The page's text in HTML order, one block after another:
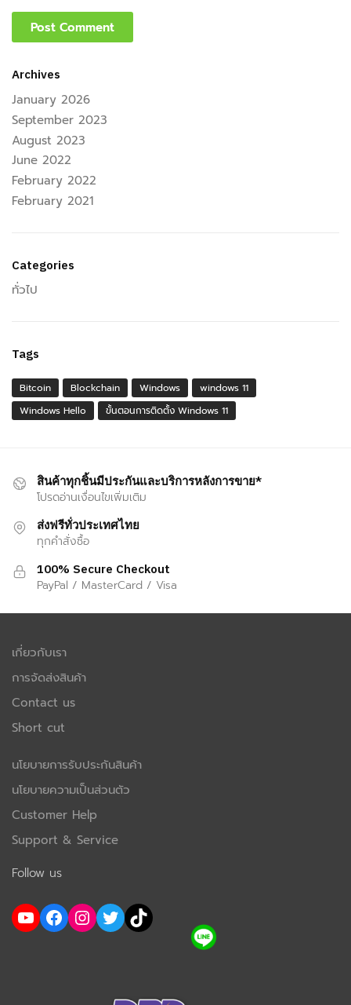
Archives
January 2026
September 2023
August 2023
June 2022
February 2022
February 2021
Categories
ทั่วไป
Tags
Bitcoin Blockchain Windows
windows 11
Windows Hello
ขั้นตอนการติดตั้ง Windows 11
สินค้าทุกชิ้นมีประกันและบริการหลังการขาย*
โปรดอ่านเงื่อนไขเพิ่มเติม
ส่งฟรีทั่วประเทศไทย
ทุกคำสั่งซื้อ
100% Secure Checkout
PayPal / MasterCard / Visa
เกี่ยวกับเรา
การจัดส่งสินค้า
Contact us
Short cut
นโยบายการรับประกันสินค้า
นโยบายความเป็นส่วนตัว
Customer Help
Support & Service
Follow us
YouTube Facebook Instagram Twitter TikTok